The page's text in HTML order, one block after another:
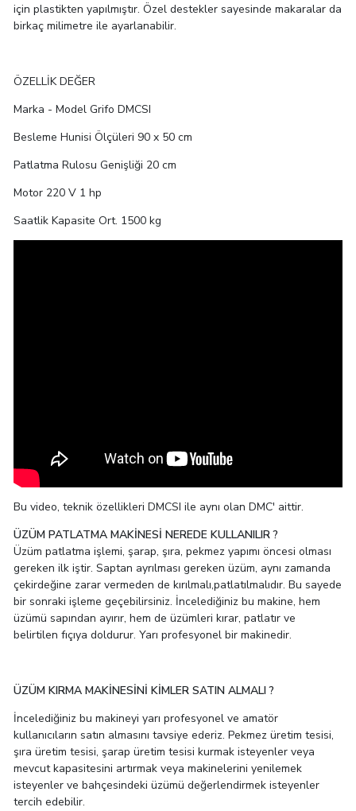
için plastikten yapılmıştır. Özel destekler sayesinde makaralar da
birkaç milimetre ile ayarlanabilir.
ÖZELLİK DEĞER
Marka - Model Grifo DMCSI
Besleme Hunisi Ölçüleri 90 x 50 cm
Patlatma Rulosu Genişliği 20 cm
Motor 220 V 1 hp
Saatlik Kapasite Ort. 1500 kg
Bu video, teknik özellikleri DMCSI ile aynı olan DMC' aittir.
ÜZÜM PATLATMA MAKİNESİ NEREDE KULLANILIR ?
Üzüm patlatma işlemi, şarap, şıra, pekmez yapımı öncesi olması
gereken ilk iştir. Saptan ayrılması gereken üzüm, aynı zamanda
çekirdeğine zarar vermeden de kırılmalı,patlatılmalıdır. Bu sayede
bir sonraki işleme geçebilirsiniz. İncelediğiniz bu makine, hem
üzümü sapından ayırır, hem de üzümleri kırar, patlatır ve
belirtilen fıçıya doldurur. Yarı profesyonel bir makinedir.
ÜZÜM KIRMA MAKİNESİNİ KİMLER SATIN ALMALI ?
İncelediğiniz bu makineyi yarı profesyonel ve amatör
kullanıcıların satın almasını tavsiye ederiz. Pekmez üretim tesisi,
şıra üretim tesisi, şarap üretim tesisi kurmak isteyenler veya
mevcut kapasitesini artırmak veya makinelerini yenilemek
isteyenler ve bahçesindeki üzümü değerlendirmek isteyenler
tercih edebilir.